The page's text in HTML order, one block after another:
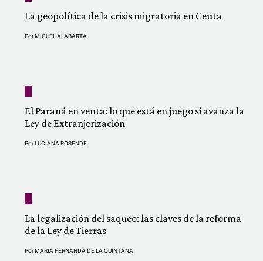
La geopolítica de la crisis migratoria en Ceuta
PorMIGUEL ALABARTA
El Paraná en venta: lo que está en juego si avanza la
Ley de Extranjerización
PorLUCIANA ROSENDE
La legalización del saqueo: las claves de la reforma
de la Ley de Tierras
PorMARÍA FERNANDA DE LA QUINTANA